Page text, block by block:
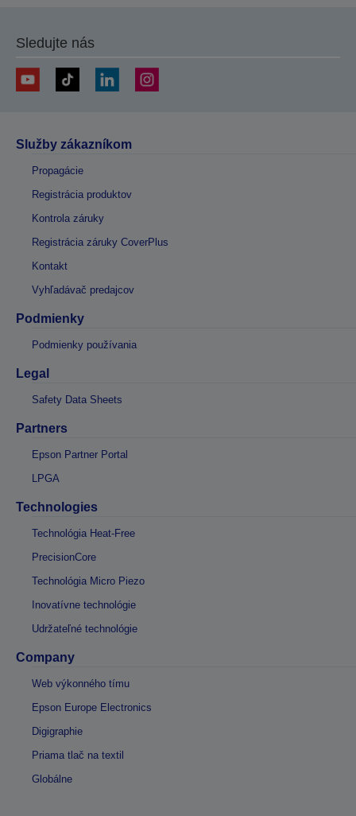
Sledujte nás
Služby zákazníkom
Propagácie
Registrácia produktov
Kontrola záruky
Registrácia záruky CoverPlus
Kontakt
Vyhľadávač predajcov
Podmienky
Podmienky používania
Legal
Safety Data Sheets
Partners
Epson Partner Portal
LPGA
Technologies
Technológia Heat-Free
PrecisionCore
Technológia Micro Piezo
Inovatívne technológie
Udržateľné technológie
Company
Web výkonného tímu
Epson Europe Electronics
Digigraphie
Priama tlač na textil
Globálne